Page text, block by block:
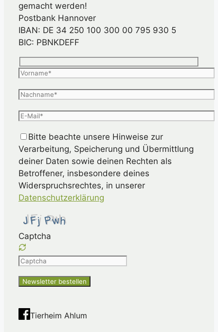
gemacht werden!
Postbank Hannover
IBAN: DE 34 250 100 300 00 795 930 5
BIC: PBNKDEFF
Bitte beachte unsere Hinweise zur
Verarbeitung, Speicherung und Übermittlung
deiner Daten sowie deinen Rechten als
Betroffener, insbesondere deines
Widerspruchsrechtes, in unserer
Datenschutzerklärung
Captcha
Please
the
shown
in
Tierheim Ahlum